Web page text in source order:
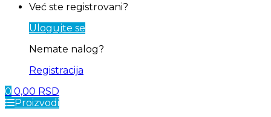
Već ste registrovani?
Ulogujte se
Nemate nalog?
Registracija
0 0,00 RSD
Proizvodi